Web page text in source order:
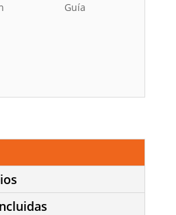
Guía